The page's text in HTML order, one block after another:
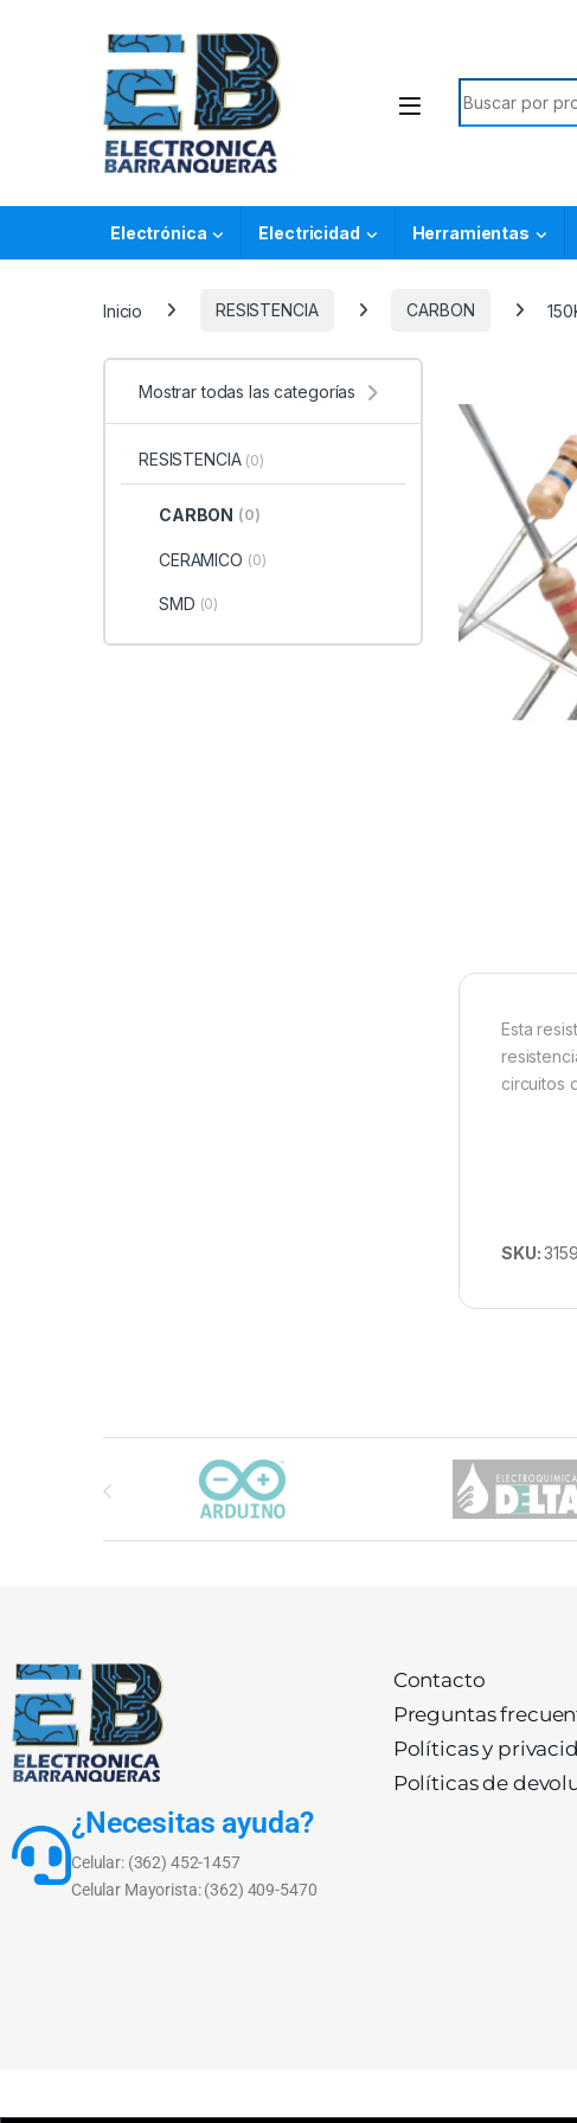
Electrónica Electricidad Herramientas
Inicio RESISTENCIA CARBON
Esta
circuitos
SKU:3159
Mostrar todas las categorías
RESISTENCIA (0)
CARBON (0)
CERAMICO (0)
SMD (0)
Carrusel de marcas
¿Necesitas ayuda?
Celular: (362) 452-1457
Celular Mayorista: (362) 409-5470
Contacto
Preguntas
Políticas y
Políticas de